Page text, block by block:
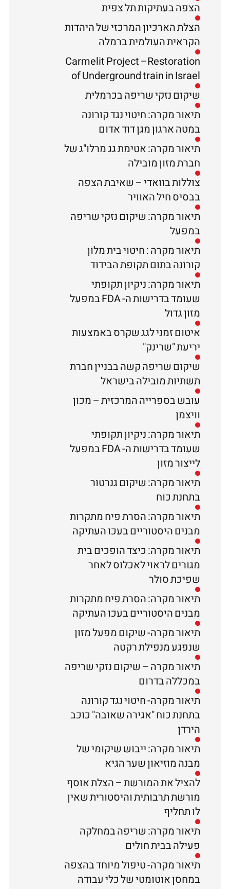
הצפה בעתיקות תל צפית
הצלת הארכיון המרכזי של היהדות
הקראית העולמית ברמלה
Carmelit Project –Restoration
of Underground train in Israel
שיקום נזקי שריפה בכרמלית
תיאור מקרה: חיטוי נגד קורונה
במטה ארגון מגן דוד אדום
תיאור מקרה: אטימת גג מרלו"ג של
חברת מזון מובילה
צוללות בוואדי – שאיבת הצפה
בבסיס חיל האוויר
תיאור מקרה: שיקום נזקי שריפה
במפעל
תיאור מקרה : חיטוי בית מלון
קורונה בתום תקופת הבידוד
תיאור מקרה: ניקיון תקופתי
שעומד בדרישות ה- FDA במפעל
מזון גדול
איטום זמני לגג שקרס באמצעות
יריעת "שרינק"
שיקום שריפה קשה בבניין חברת
תשתיות מובילה בישראל
עובש בספרייה המרכזית – מכון
וויצמן
תיאור מקרה: ניקיון תקופתי
שעומד בדרישות ה- FDA במפעל
לייצור מזון
תיאור מקרה: שיקום גנרטור
בתחנת כוח
תיאור מקרה: הסרת פיח מתקרות
מבנים היסטוריים בעכו העתיקה
תיאור מקרה: כיצד הופכים בית
מגורים לראוי לאכלוס לאחר
שפיכת סולר
תיאור מקרה: הסרת פיח מתקרות
מבנים היסטוריים בעכו העתיקה
תיאור מקרה- שיקום מפעל מזון
שנפגע מנפילת רקטה
תיאור מקרה – שיקום נזקי שריפה
במכללה בדרום
תיאור מקרה- חיטוי נגד קורונה
בתחנת כוח "אגירה שאובה" כוכב
הירדן
תיאור מקרה: ייבוש שיקומי של
מבנה מוזיאון שער הגיא
להציל את המורשת – הצלת אוסף
מורשת תרבותית והיסטורית שאין
לו תחליף
תיאור מקרה: שריפה במחלקה
פעילה בבית חולים
תיאור מקרה- טיפול מיוחד בהצפה
במחסן אוטומטי של כלי עבודה